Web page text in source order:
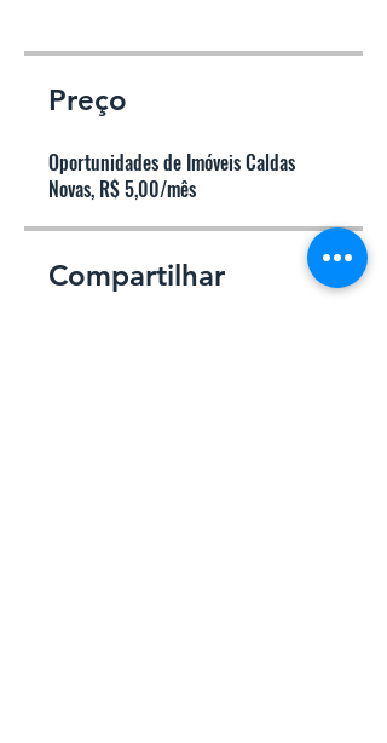
Preço
Oportunidades de Imóveis Caldas
Novas, R$ 5,00/mês
Compartilhar